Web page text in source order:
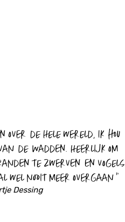
de hele wereld, ik hou
de Wadden. Heerlijk om
te zwerven en vogels
wel nooit meer overgaan”
Dessing